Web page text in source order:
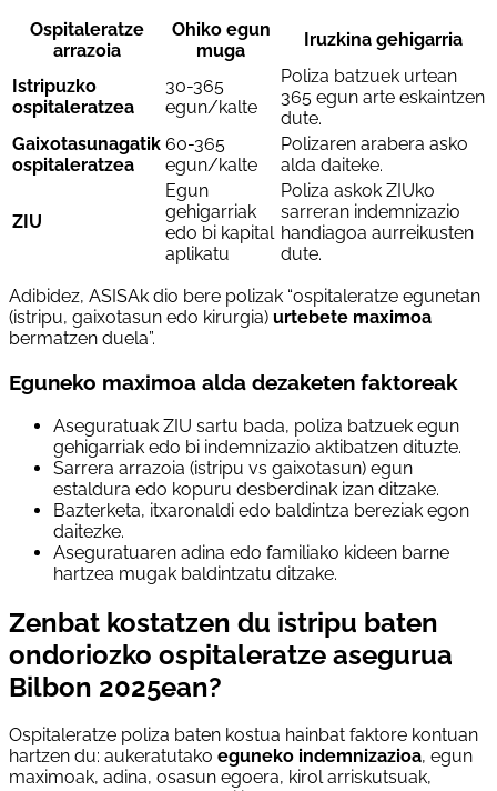
Ospitaleratze
arrazoia
Ohiko egun
muga
Iruzkina gehigarria
Istripuzko
ospitaleratzea
30-365
egun/kalte
Poliza batzuek urtean
365 egun arte eskaintzen
dute.
Gaixotasunagatik
ospitaleratzea
60-365
egun/kalte
Polizaren arabera asko
alda daiteke.
ZIU
Egun
gehigarriak
edo bi kapital
aplikatu
Poliza askok ZIUko
sarreran indemnizazio
handiagoa aurreikusten
dute.
Adibidez, ASISAk dio bere polizak “ospitaleratze egunetan
(istripu, gaixotasun edo kirurgia) urtebete maximoa
bermatzen duela”.
Eguneko maximoa alda dezaketen faktoreak
Aseguratuak ZIU sartu bada, poliza batzuek egun
gehigarriak edo bi indemnizazio aktibatzen dituzte.
Sarrera arrazoia (istripu vs gaixotasun) egun
estaldura edo kopuru desberdinak izan ditzake.
Bazterketa, itxaronaldi edo baldintza bereziak egon
daitezke.
Aseguratuaren adina edo familiako kideen barne
hartzea mugak baldintzatu ditzake.
Zenbat kostatzen du istripu baten
ondoriozko ospitaleratze asegurua
Bilbon 2025ean?
Ospitaleratze poliza baten kostua hainbat faktore kontuan
hartzen du: aukeratutako eguneko indemnizazioa, egun
maximoak, adina, osasun egoera, kirol arriskutsuak,